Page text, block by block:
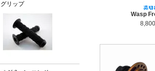
グリップ
Wasp